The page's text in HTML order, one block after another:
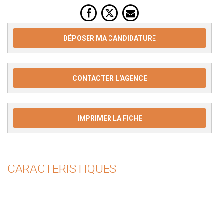
DÉPOSER MA CANDIDATURE
CONTACTER L'AGENCE
IMPRIMER LA FICHE
CARACTERISTIQUES